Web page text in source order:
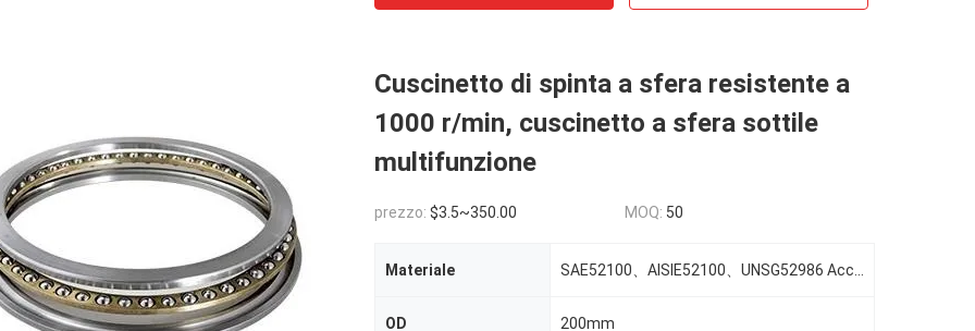
Cuscinetto di spinta a sfera resistente a
1000 r/min, cuscinetto a sfera sottile
multifunzione
prezzo: $3.5~350.00 MOQ: 50
Materiale
OD 200mm